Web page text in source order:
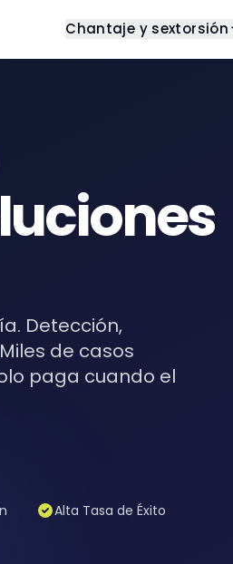
Chantaje y sextorsión
eBooks
Recursos y guías digitales
Detección,
de casos
paga cuando el
Alta Tasa de Éxito